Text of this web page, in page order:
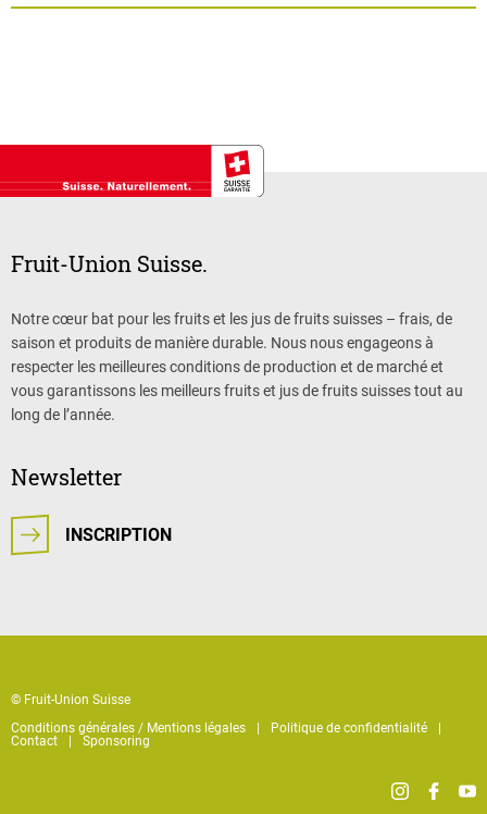
Fruit-Union Suisse.
Notre cœur bat pour les fruits et les jus de fruits suisses – frais, de
saison et produits de manière durable. Nous nous engageons à
respecter les meilleures conditions de production et de marché et
vous garantissons les meilleurs fruits et jus de fruits suisses tout au
long de l’année.
Newsletter
INSCRIPTION
© Fruit-Union Suisse
Conditions générales / Mentions légales
Politique de confidentialité
Contact
Sponsoring